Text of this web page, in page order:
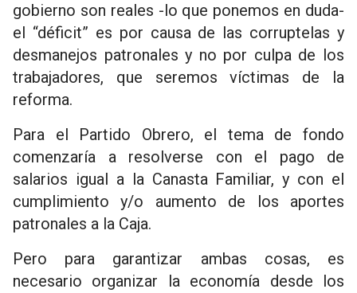
gobierno son reales -lo que ponemos en duda-
el “déficit” es por causa de las corruptelas y
desmanejos patronales y no por culpa de los
trabajadores, que seremos víctimas de la
reforma.
Para el Partido Obrero, el tema de fondo
comenzaría a resolverse con el pago de
salarios igual a la Canasta Familiar, y con el
cumplimiento y/o aumento de los aportes
patronales a la Caja.
Pero para garantizar ambas cosas, es
necesario organizar la economía desde los